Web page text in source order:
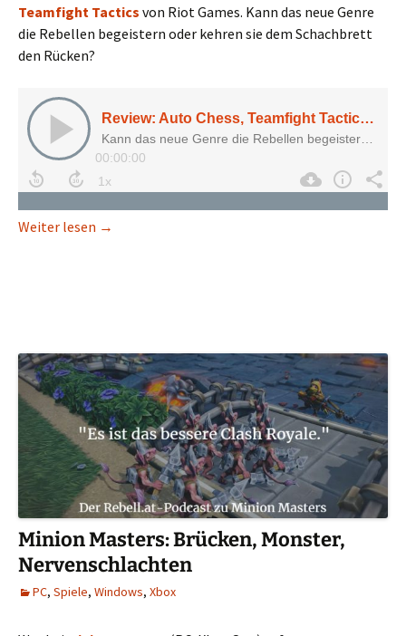
Teamfight Tactics von Riot Games. Kann das neue Genre
die Rebellen begeistern oder kehren sie dem Schachbrett
den Rücken?
Weiter lesen Review: Auto Chess, Teamfight Tactics, Dota
→
Minion Masters: Brücken, Monster,
Nervenschlachten
PC, Spiele, Windows, Xbox